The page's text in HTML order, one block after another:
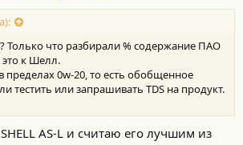
Только что разбирали % содержание ПАО
это к Шелл.
пределах 0w-20, то есть обобщенное
тестить или запрашивать TDS на продукт.
AS-L и считаю его лучшим из